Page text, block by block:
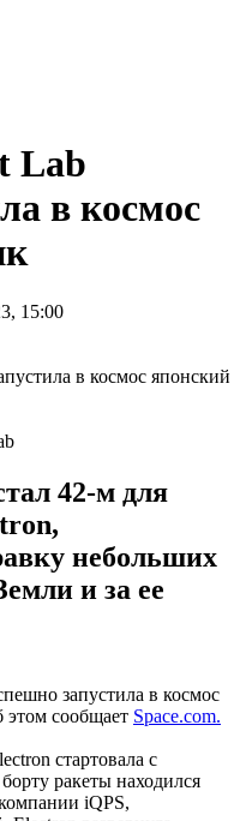
Lab
в космос
15:00
42-м для
небольших
и за ее
запустила в космос
сообщает Space.com.
стартовала с
ракеты находился
iQPS,